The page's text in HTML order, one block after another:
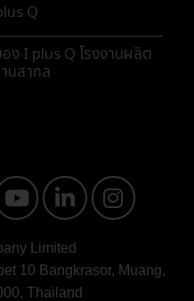
Q
ง I plus Q โรงงานผลิต
นสากล
Limited
10 Bangkrasor, Muang,
Thailand